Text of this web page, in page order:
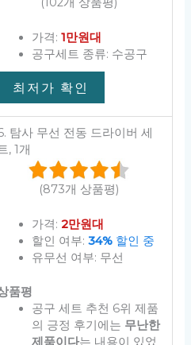
가격: 1만원대
공구세트 종류: 수공구
최저가 확인
탐사 무선 전동 드라이버 세
, 1개
(873개 상품평)
가격: 2만원대
할인 여부: 34%할인 중
유무선 여부: 무선
품평
공구 세트 추천 6위 제품
의 긍정 후기에는 무난한
제품이다는 내용이 있었